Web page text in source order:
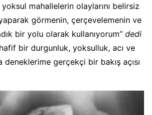
yoksul mahallelerin olaylarını belirsiz
görmenin, çerçevelemenin ve
bir yolu olarak kullanıyorum” dedi
hafif bir durgunluk, yoksulluk, acı ve
deneklerime gerçekçi bir bakış açısı